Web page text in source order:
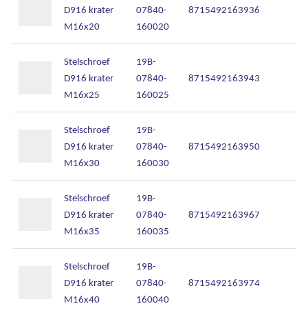
D916 krater
M16x20
07840-
160020
8715492163936
Stelschroef
D916 krater
M16x25
19B-
07840-
160025
8715492163943
Stelschroef
D916 krater
M16x30
19B-
07840-
160030
8715492163950
Stelschroef
D916 krater
M16x35
19B-
07840-
160035
8715492163967
Stelschroef
D916 krater
M16x40
19B-
07840-
160040
8715492163974